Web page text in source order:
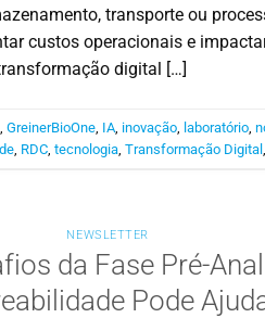
transporte ou
custos operacionais e
digital […]
,GreinerBioOne IA inovação laboratório ,
RDC ,tecnologia ,Transformação Digital
NEWSLETTER
da Fase Pré-
Pode